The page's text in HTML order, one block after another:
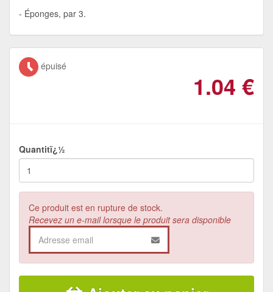
Éponges, par 3.
épuisé
1.04 €
Quantitï¿½
Ce produit est en rupture de stock.
Recevez un e-mail lorsque le produit sera disponible